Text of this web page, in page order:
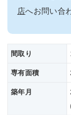
店へお問い合
間取り
専有面積
築年月